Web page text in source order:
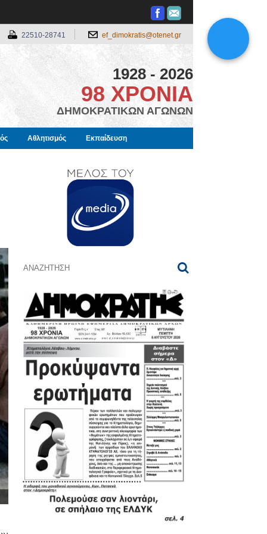
22510-28741 ef_dimokratis@otenet.gr
1928 - 2026
98 ΧΡΟΝΙΑ
ΔΗΜΟΚΡΑΤΙΚΩΝ ΑΓΩΝΩΝ
Αθλητισμός Εκπαίδευση